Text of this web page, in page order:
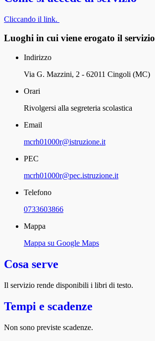
Cliccando il link.
Luoghi in cui viene erogato il servizio
Indirizzo
Via G. Mazzini, 2 - 62011 Cingoli (MC)
Orari
Rivolgersi alla segreteria scolastica
Email
mcrh01000r@istruzione.it
PEC
mcrh01000r@pec.istruzione.it
Telefono
0733603866
Mappa
Mappa su Google Maps
Cosa serve
Il servizio rende disponibili i libri di testo.
Tempi e scadenze
Non sono previste scadenze.